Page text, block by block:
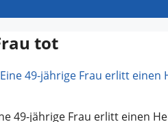
tot
49-jährige Frau erlitt einen